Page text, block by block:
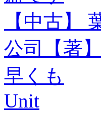
【中古】
公司【著】
早くも
Unit